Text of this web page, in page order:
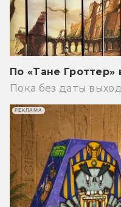
По «Тане
Пока без даты
РЕКЛАМА